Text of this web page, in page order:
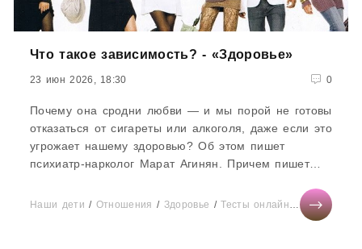
Что такое зависимость? - «Здоровье»
23 июн 2026, 18:30 0
Почему она сродни любви — и мы порой не готовы
отказаться от сигареты или алкоголя, даже если это
угрожает нашему здоровью? Об этом пишет
психиатр-нарколог Марат Агинян. Причем пишет
Наши дети / Отношения / Здоровье /Тесты онлайн/Мода/